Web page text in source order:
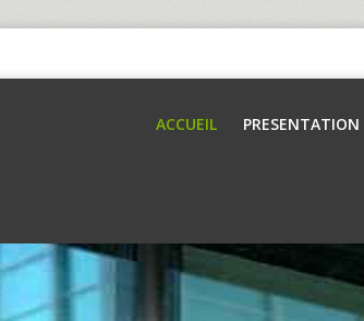
ACCUEIL PRESENTATION